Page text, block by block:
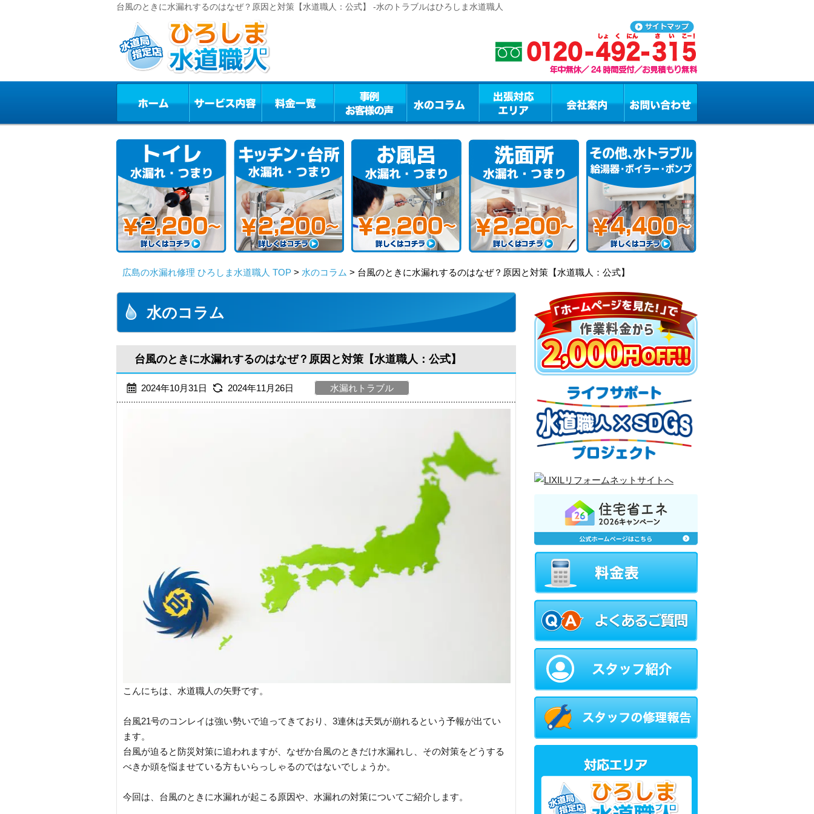
台風のときに水漏れするのはなぜ？原因と対策【水道職人：公式】 -水のトラブルはひろしま水道職人
広島の水漏れ修理 ひろしま水道職人 TOP > 水のコラム > 台風のときに水漏れするのはなぜ？原因と対策【水道職人：公式】
水のコラム
台風のときに水漏れするのはなぜ？原因と対策【水道職人：公式】
2024年10月31日 2024年11月26日 水漏れトラブル
こんにちは、水道職人の矢野です。
台風21号のコンレイは強い勢いで迫ってきており、3連休は天気が崩れるという予報が出てい
ます。
台風が迫ると防災対策に追われますが、なぜか台風のときだけ水漏れし、その対策をどうする
べきか頭を悩ませている方もいらっしゃるのではないでしょうか。
今回は、台風のときに水漏れが起こる原因や、水漏れの対策についてご紹介します。